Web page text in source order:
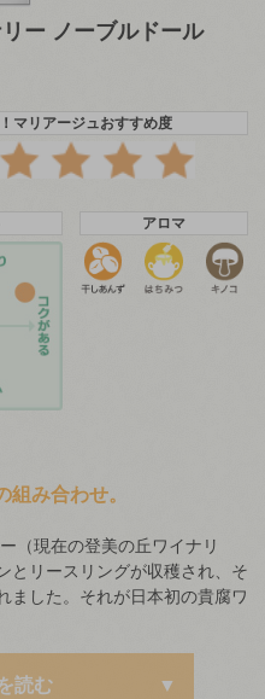
ー ノーブルドール
マリアージュおすすめ度
アロマ
み合わせ。
（現在の登美の丘ワイナリ
とリースリングが収穫され、そ
ました。それが日本初の貴腐ワ
読む